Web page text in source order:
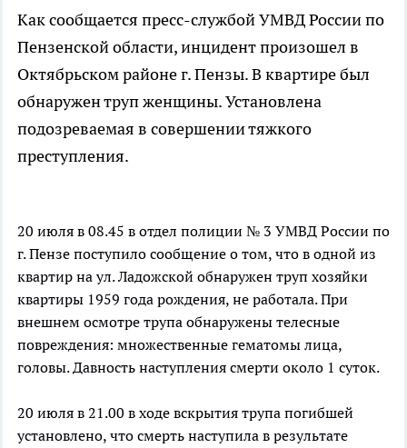
Как сообщается пресс-службой УМВД России по
Пензенской области, инцидент произошел в
Октябрьском районе г. Пензы. В квартире был
обнаружен труп женщины. Установлена
подозреваемая в совершении тяжкого
преступления.
20 июля в 08.45 в отдел полиции № 3 УМВД России по
г. Пензе поступило сообщение о том, что в одной из
квартир на ул. Ладожской обнаружен труп хозяйки
квартиры 1959 года рождения, не работала. При
внешнем осмотре трупа обнаружены телесные
повреждения: множественные гематомы лица,
головы. Давность наступления смерти около 1 суток.
20 июля в 21.00 в ходе вскрытия трупа погибшей
установлено, что смерть наступила в результате